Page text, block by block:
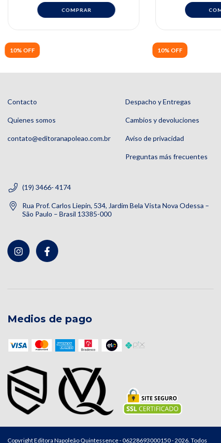
10% OFF 10% OFF
Contacto
Quienes somos
contato@editoranapoleao.com.br
Despacho y Entregas
Cambios y devoluciones
Aviso de privacidad
Preguntas más frecuentes
(19) 3466- 4174
Rua Prof. Carlos Liepin, 534, Jardim Bela Vista Nova Odessa –
São Paulo – Brasil 13385-000
Medios de pago
Copyright Editora Napoleão Quintessence - 06228693000150 - 2026. Todos